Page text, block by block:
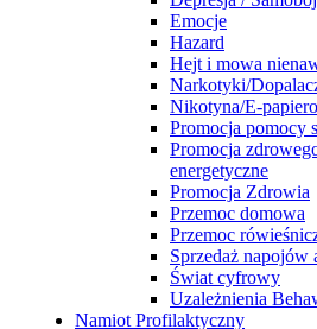
Emocje
Hazard
Hejt i mowa
Narkotyki/
Nikotyna/E-
Promocja pomocy
Promocja
energetyczne
Promocja Zdrowia
Przemoc domowa
Przemoc
Sprzedaż
Świat cyfrowy
Uzależnienia
Namiot Profilaktyczny